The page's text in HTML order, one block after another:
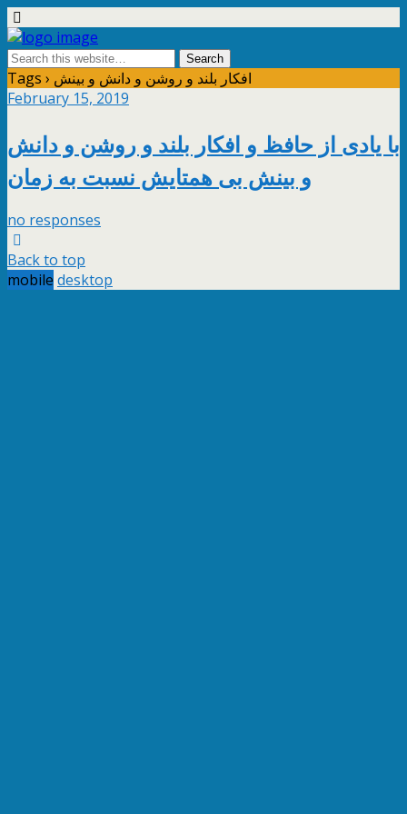
Tags › افکار بلند و روشن و دانش و بینش
February 15, 2019
با یادی از حافظ و افکار بلند و روشن و دانش
و بینش بی همتایش نسبت به زمان
no responses
Back to top
mobile desktop